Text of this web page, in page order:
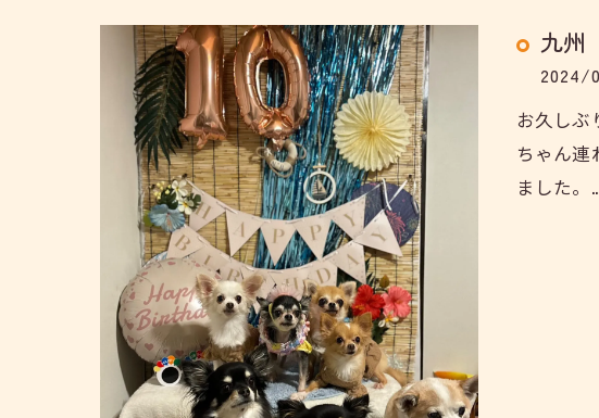
九
2024/
お久し
ちゃん連
ました。